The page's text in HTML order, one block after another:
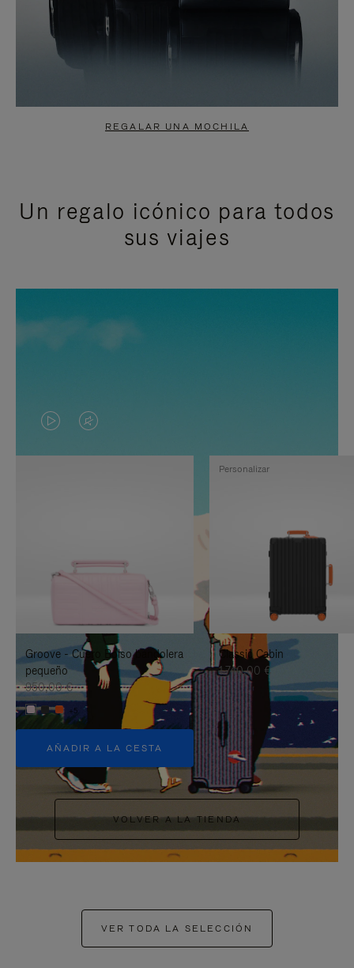
REGALAR UNA MOCHILA
Un regalo icónico para todos
sus viajes
EL
VÍDEO
PULSE
PAUSARLO.
EL
SONIDO
DESACTIVADO:
PULSE
PARA
ACTIVARLO.
Groove - Cuero Bolso bandolera
pequeño
950,00 €
+5
AÑADIR A LA CESTA
Classic Cabin
1.740,00 €
Personalizar
VOLVER A LA TIENDA
VER TODA LA SELECCIÓN